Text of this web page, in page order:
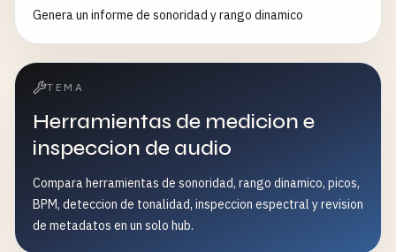
Genera un informe de sonoridad y rango dinamico
TEMA
Herramientas de medicion e
inspeccion de audio
Compara herramientas de sonoridad, rango dinamico, picos,
BPM, deteccion de tonalidad, inspeccion espectral y revision
de metadatos en un solo hub.